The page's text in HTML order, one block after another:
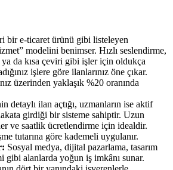
bir e-ticaret ürünü gibi listeleyen
modelini benimser. Hızlı seslendirme,
da kısa çeviri gibi işler için oldukça
işlere göre ilanlarınız öne çıkar.
üzerinden yaklaşık %20 oranında
detaylı ilan açtığı, uzmanların ise aktif
girdiği bir sisteme sahiptir. Uzun
ve saatlik ücretlendirme için idealdir.
tutarına göre kademeli uygulanır.
Sosyal medya, dijital pazarlama, tasarım
gibi alanlarda yoğun iş imkânı sunar.